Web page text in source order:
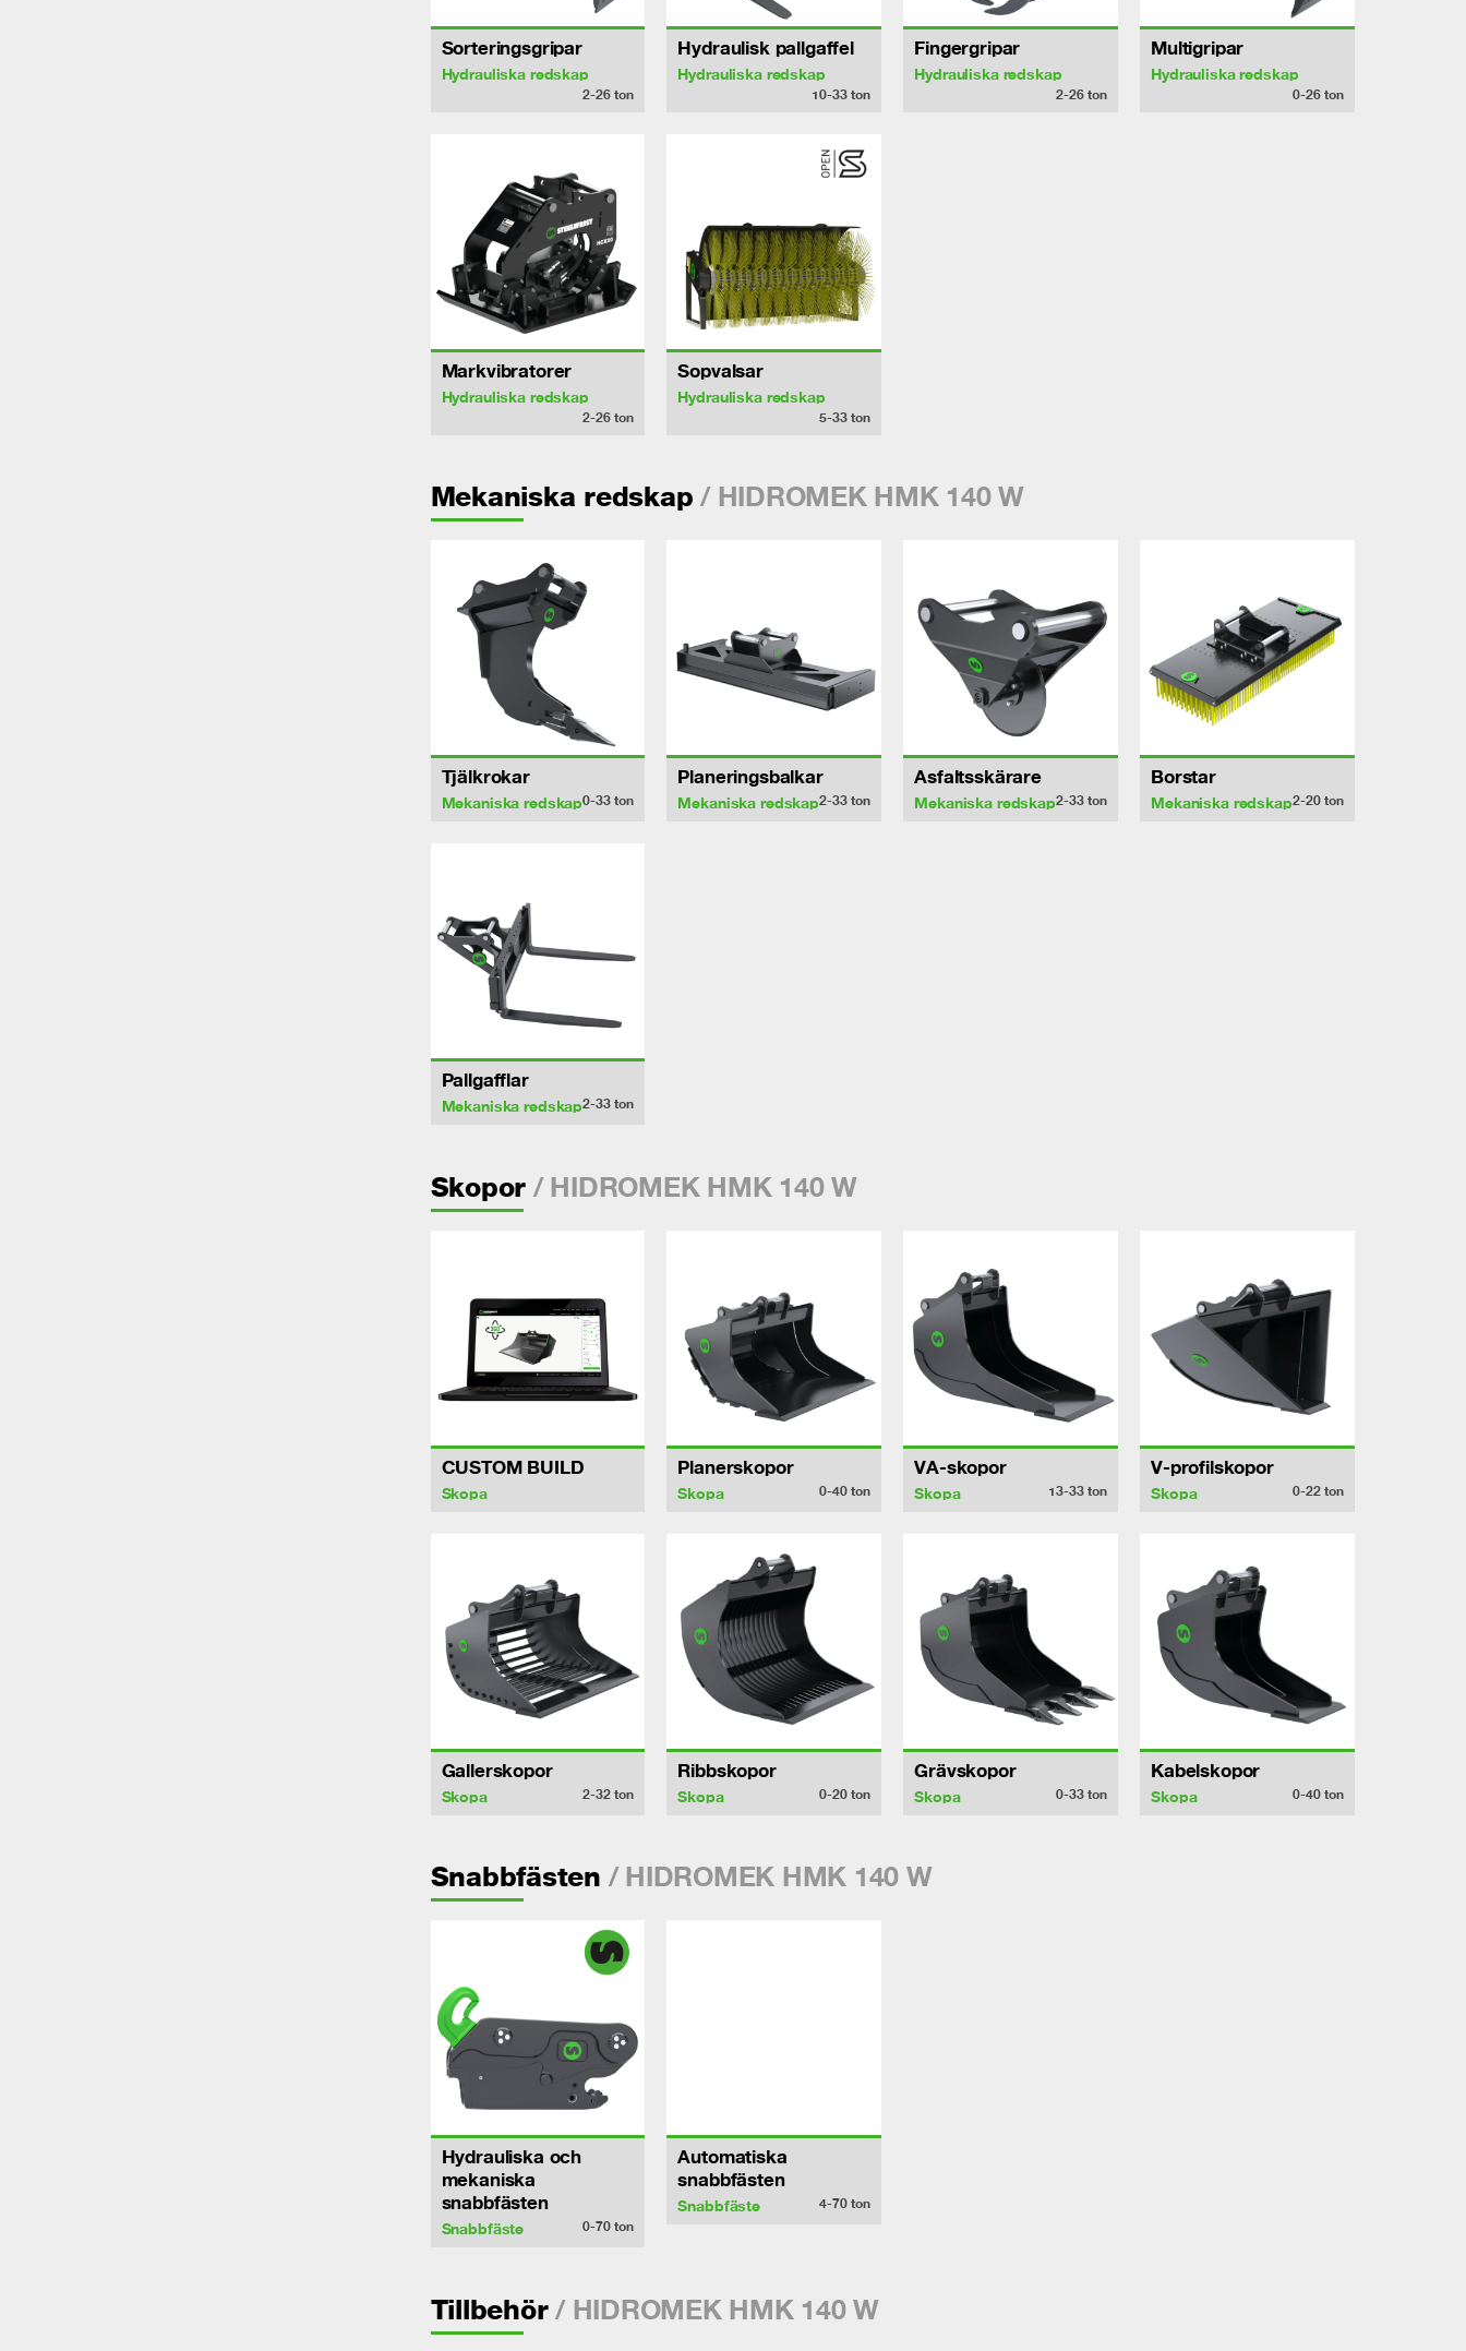
Sorteringsgripar
Hydrauliska redskap
2-26ton
Hydraulisk pallgaffel
Hydrauliska redskap
10-33ton
Fingergripar
Hydrauliska redskap
2-26ton
Multigripar
Hydrauliska redskap
0-26 ton
Markvibratorer
Hydrauliska redskap
2-26ton
Sopvalsar
Hydrauliska redskap
5-33ton
Mekaniska redskap / HIDROMEK HMK 140 W
Tjälkrokar
Mekaniska redskap0-33ton
Planeringsbalkar
Mekaniska redskap2-33ton
Asfaltsskärare
Mekaniska redskap2-33ton
Borstar
Mekaniska redskap2-20 ton
Pallgafflar
Mekaniska redskap2-33ton
Skopor / HIDROMEK HMK 140 W
CUSTOM BUILD
Skopa
Planerskopor
Skopa 0-40ton
VA-skopor
Skopa 13-33ton
V-profilskopor
Skopa 0-22 ton
Gallerskopor
Skopa 2-32ton
Ribbskopor
Skopa 0-20ton
Grävskopor
Skopa 0-33ton
Kabelskopor
Skopa 0-40 ton
Snabbfästen / HIDROMEK HMK 140 W
Hydrauliska och
mekaniska
snabbfästen
Snabbfäste 0-70ton
Automatiska
snabbfästen
Snabbfäste 4-70ton
Tillbehör/ HIDROMEK HMK 140 W